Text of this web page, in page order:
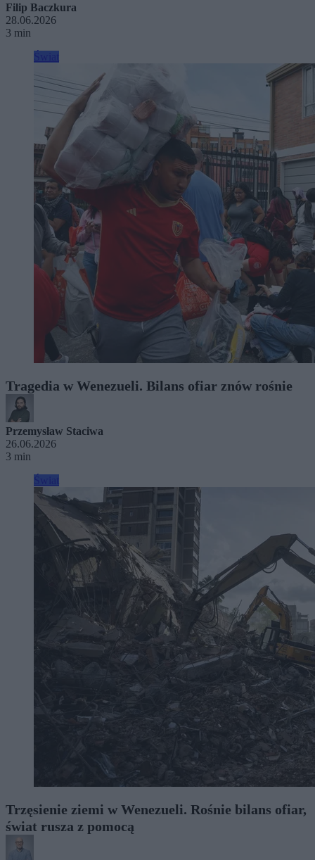
Filip Baczkura
28.06.2026
3 min
Tragedia w Wenezueli. Bilans ofiar znów rośnie
Przemysław Staciwa
26.06.2026
3 min
Trzęsienie ziemi w Wenezueli. Rośnie bilans ofiar,
świat rusza z pomocą